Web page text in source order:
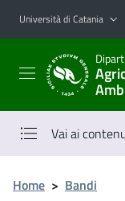
Vai al contenuto
Vai al menu di
Università di Catania
Vai ai
Home > Bandi